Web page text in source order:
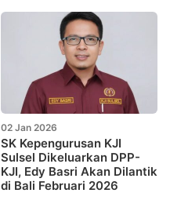
02 Jan 2026
SK Kepengurusan KJI
Sulsel Dikeluarkan DPP-
KJI, Edy Basri Akan Dilantik
di Bali Februari 2026